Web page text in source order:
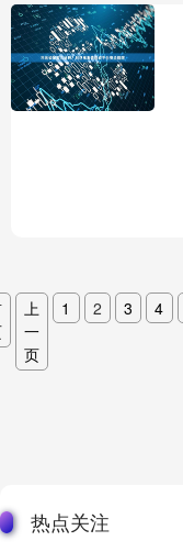
上
一
页
1 2 3 4
热点关注